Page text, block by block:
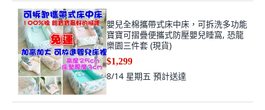
嬰兒全棉攜帶式床中床，可拆洗多功能
寶寶可摺疊便攜式防壓嬰兒睡窩, 恐龍
樂園三件套 (現貨)
$1,299
8/14 星期五 預計送達